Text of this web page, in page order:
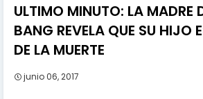
ULTIMO MINUTO: LA MADRE
BANG REVELA QUE SU HIJO
DE LA MUERTE
junio 06, 2017